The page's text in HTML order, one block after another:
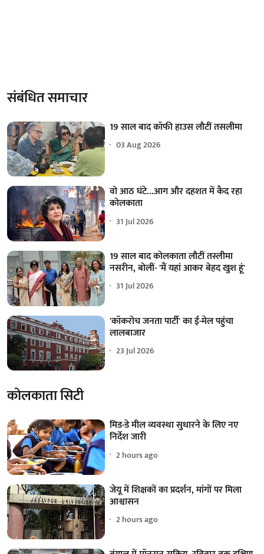
संबंधित समाचार
19 साल बाद कॉफी हाउस लौटीं तसलीमा
03 Aug 2026
वो आठ घंटे...आग और दहशत में कैद रहा
कोलकाता
31 Jul 2026
19 साल बाद कोलकाता लौटीं तस्लीमा
नसरीन, बोलीं- 'मैं यहां आकर बेहद खुश हूं'
31 Jul 2026
'कॉकरोच जनता पार्टी' का ई-मेल पहुंचा
लालबाजार
23 Jul 2026
कोलकाता सिटी
मिड-डे मील व्यवस्था सुधारने के लिए नए
निर्देश जारी
2 hours ago
जेयू में शिक्षकों का प्रदर्शन, मांगों पर मिला
आश्वासन
2 hours ago